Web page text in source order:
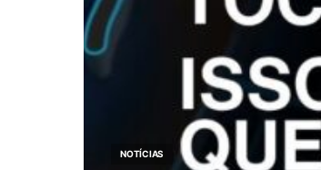
NOTÍCIAS